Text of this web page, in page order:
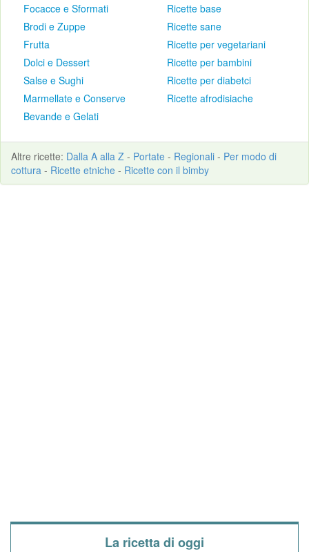
Focacce e Sformati
Brodi e Zuppe
Frutta
Dolci e Dessert
Salse e Sughi
Marmellate e Conserve
Bevande e Gelati
Ricette base
Ricette sane
Ricette per vegetariani
Ricette per bambini
Ricette per diabetci
Ricette afrodisiache
Altre ricette: Dalla A alla Z - Portate - Regionali - Per modo di
cottura - Ricette etniche - Ricette con il bimby
La ricetta di oggi